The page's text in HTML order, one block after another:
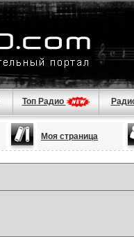
Топ Радио
Моя страница